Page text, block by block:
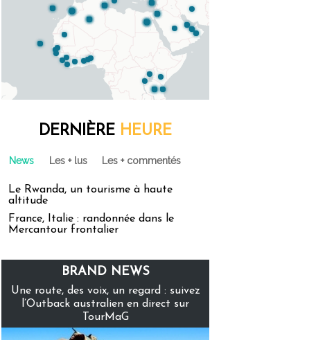
DERNIÈRE HEURE
News Les + lus Les + commentés
Le Rwanda, un tourisme à haute
altitude
France, Italie : randonnée dans le
Mercantour frontalier
BRAND NEWS
Une route, des voix, un regard : suivez
l’Outback australien en direct sur
TourMaG